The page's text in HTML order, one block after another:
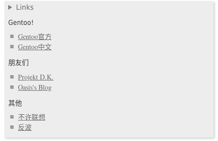
Links
Gentoo!
Gentoo官方
Gentoo中文
朋友们
Projekt D.K.
Oasis's Blog
其他
不许联想
反波